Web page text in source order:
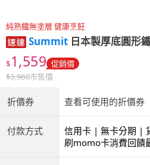
純熟鐵無塗層 健康烹飪
Summit 日本製厚底圓形
$1,559 促銷價
$3,980市售價
折價券 查看可使用的折價券
付款方式
信用卡 | 無卡分期 |
商付款 | ATM | 銀聯
刷momo卡消費回饋